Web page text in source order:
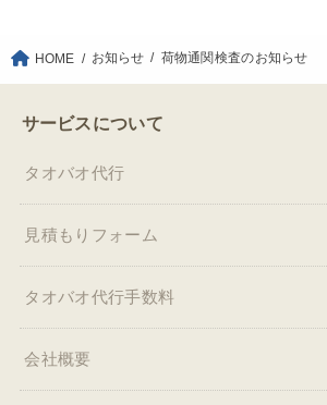
HOME お知らせ 荷物通関検査のお知らせ
サービスについて
タオバオ代行
見積もりフォーム
タオバオ代行手数料
会社概要